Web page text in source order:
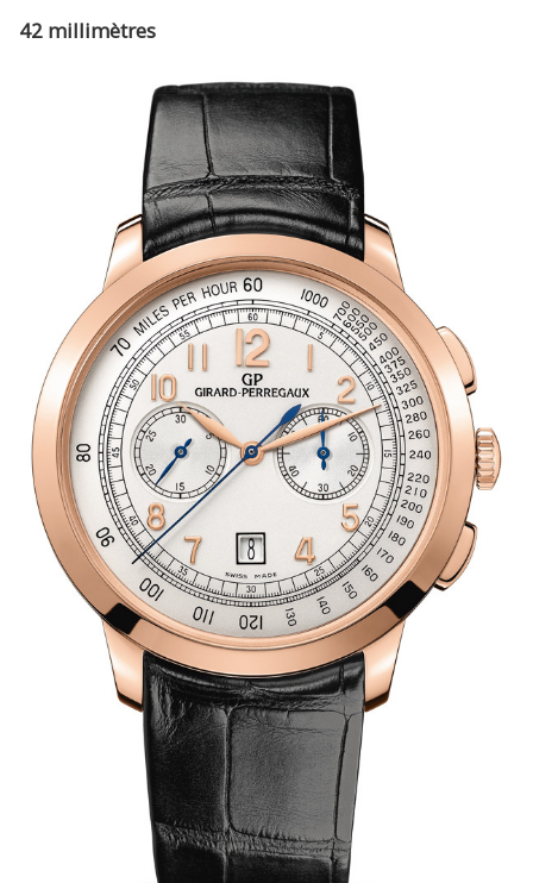
42 millimètres